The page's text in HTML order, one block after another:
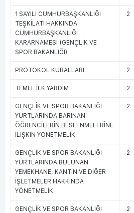
1 SAYILI CUMHURBAŞKANLIĞI
TEŞKİLATI HAKKINDA
CUMHURBAŞKANLIĞI
KARARNAMESİ (GENÇLİK VE
SPOR BAKANLIĞI)
2
PROTOKOL KURALLARI 2
TEMEL İLK YARDIM 2
GENÇLİK VE SPOR BAKANLIĞI
YURTLARINDA BARINAN
ÖĞRENCİLERİN BESLENMELERİNE
İLİŞKİN YÖNETMELİK
2
GENÇLİK VE SPOR BAKANLIĞI
YURTLARINDA BULUNAN
YEMEKHANE, KANTİN VE DİĞER
İŞLETMELER HAKKINDA
YÖNETMELİK
2
GENÇLİK VE SPOR BAKANLIĞI
2